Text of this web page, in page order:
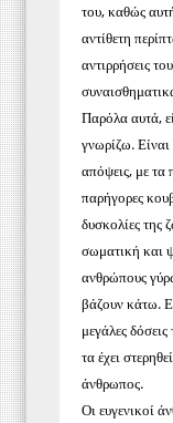
του, καθώς
αντίθετη
αντιρρήσεις
Παρόλα αυτά,
γνωρίζω. Είναι
απόψεις, με τα
παρήγορες
δυσκολίες της
σωματική και
ανθρώπους
βάζουν κάτω.
μεγάλες
τα έχει
άνθρωπος.
Οι ευγενικοί